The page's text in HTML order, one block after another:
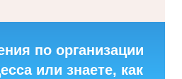
по организации
или знаете, как